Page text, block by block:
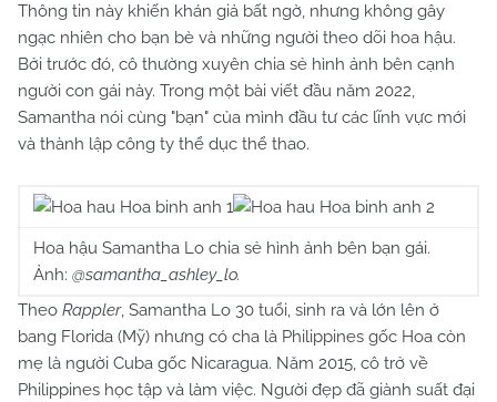
Thông tin này khiến khán giả bất ngờ, nhưng không gây
ngạc nhiên cho bạn bè và những người theo dõi hoa hậu.
Bởi trước đó, cô thường xuyên chia sẻ hình ảnh bên cạnh
người con gái này. Trong một bài viết đầu năm 2022,
Samantha nói cùng "bạn" của mình đầu tư các lĩnh vực mới
và thành lập công ty thể dục thể thao.
Hoa hậu Samantha Lo chia sẻ hình ảnh bên bạn gái.
Ảnh: @samantha_ashley_lo.
Theo Rappler, Samantha Lo 30 tuổi, sinh ra và lớn lên ở
bang Florida (Mỹ) nhưng có cha là Philippines gốc Hoa còn
mẹ là người Cuba gốc Nicaragua. Năm 2015, cô trở về
Philippines học tập và làm việc. Người đẹp đã giành suất đại